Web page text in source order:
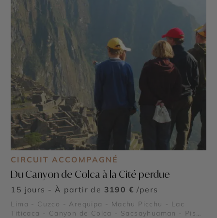
CIRCUIT ACCOMPAGNÉ
Du Canyon de Colca à la Cité perdue
15 jours - À partir de 3190 € /pers
Lima - Cuzco - Arequipa - Machu Picchu - Lac
Titicaca - Canyon de Colca - Sacsayhuaman - Pisac